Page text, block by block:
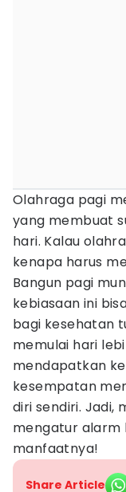
Olahraga pagi
yang membuat
hari. Kalau
kenapa harus
Bangun pagi
kebiasaan ini
bagi kesehatan
memulai hari
mendapatkan
kesempatan
diri sendiri. Jadi,
mengatur alarm
manfaatnya!
Share Article